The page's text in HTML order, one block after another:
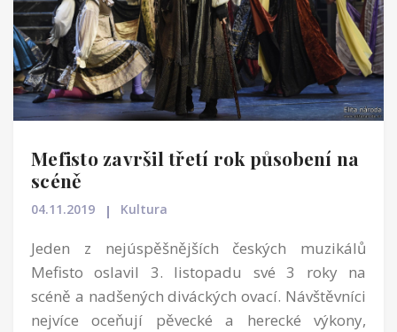
Mefisto završil třetí rok působení na
scéně
04.11.2019 Kultura
Jeden z nejúspěšnějších českých muzikálů
Mefisto oslavil 3. listopadu své 3 roky na
scéně a nadšených diváckých ovací. Návštěvníci
nejvíce oceňují pěvecké a herecké výkony,